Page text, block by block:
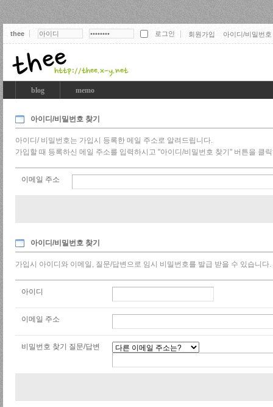
thee 회원가입 아이디/비밀번
blog memo
아이디/비밀번호 찾기
아이디/ 비밀번호는 가입시 등록한 메일 주소로 알려드립니다.
가입할 때 등록하신 메일 주소를 입력하시고 "아이디/비밀번호 찾기" 버튼을 클
이메일 주소
아이디/비밀번호 찾기
가입시 아이디와 이메일, 질문/답변으로 임시 비밀번호를 발급 받을 수 있습니다.
아이디
이메일 주소
비밀번호 찾기 질문/답변